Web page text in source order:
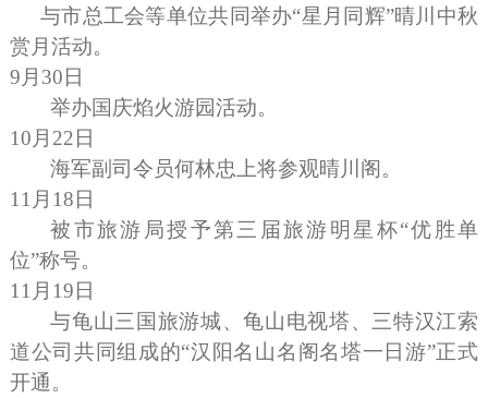
与市总工会等单位共同举办“星月同辉”晴川中秋
赏月活动。
9 月 30 日
举办国庆焰火游园活动。
10 月 22 日
海军副司令员何林忠上将参观晴川阁。
11 月 18 日
被市旅游局授予第三届旅游明星杯“优胜单
位”称号。
11 月 19 日
与龟山三国旅游城、龟山电视塔、三特汉江索
道公司共同组成的“汉阳名山名阁名塔一日游”正式
开通。